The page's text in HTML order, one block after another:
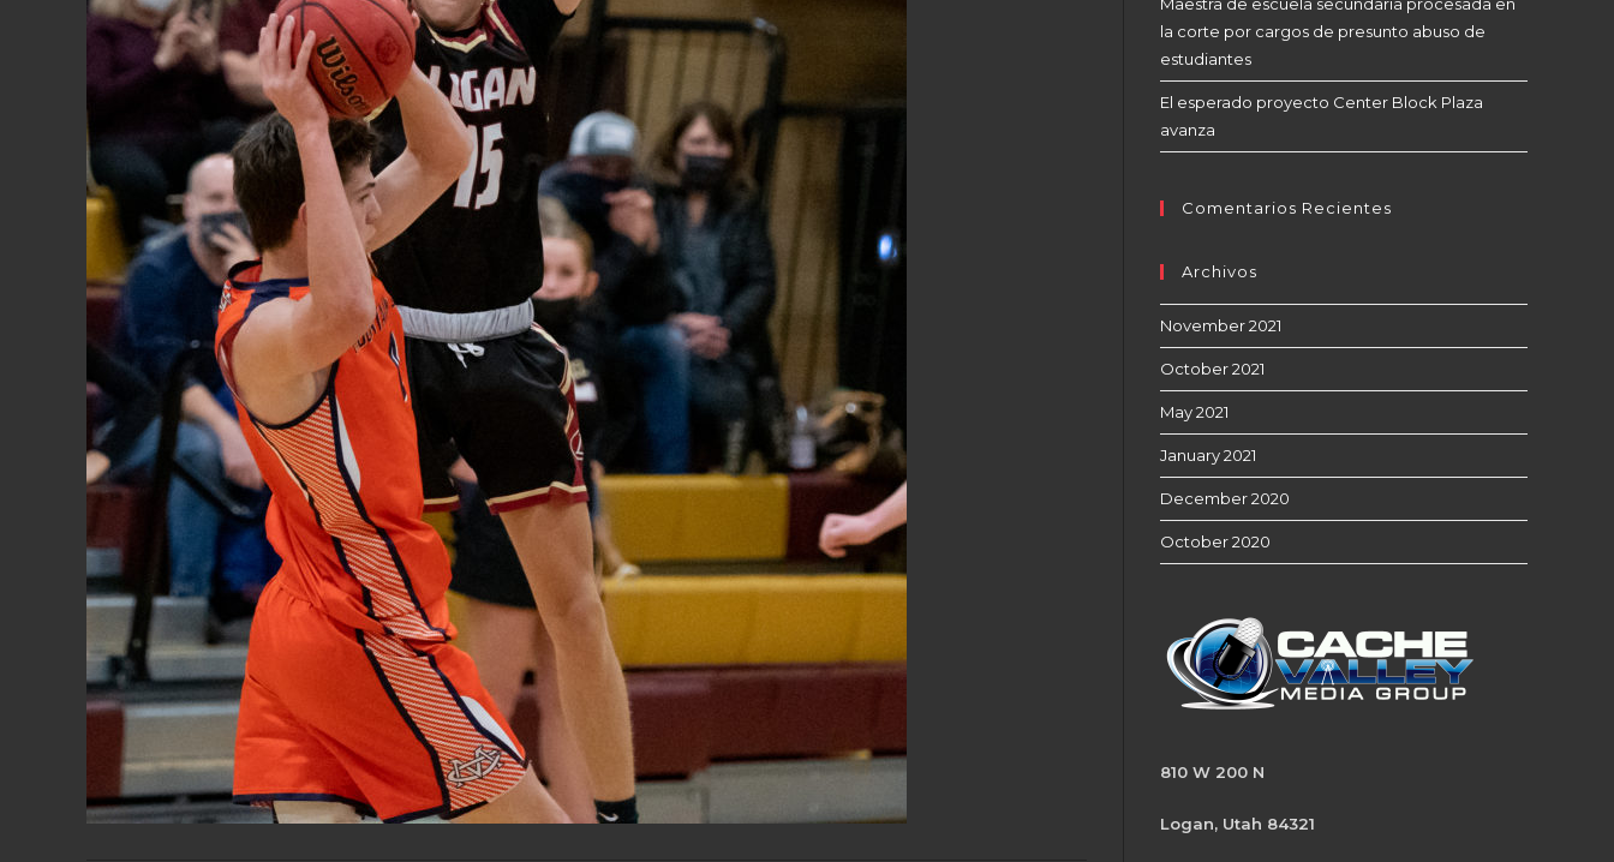
la corte por cargos de presunto abuso de
estudiantes
El esperado proyecto Center Block Plaza
avanza
Comentarios Recientes
Archivos
November 2021
October 2021
May 2021
January 2021
December 2020
October 2020
810 W 200 N
Logan, Utah 84321